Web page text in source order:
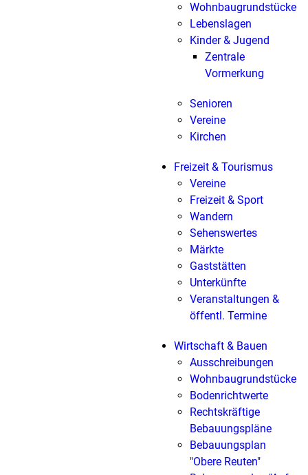
Wohnbaugrundstücke
Lebenslagen
Kinder & Jugend
Zentrale
Vormerkung
Senioren
Vereine
Kirchen
Freizeit & Tourismus
Vereine
Freizeit & Sport
Wandern
Sehenswertes
Märkte
Gaststätten
Unterkünfte
Veranstaltungen &
öffentl. Termine
Wirtschaft & Bauen
Ausschreibungen
Wohnbaugrundstücke
Bodenrichtwerte
Rechtskräftige
Bebauungspläne
Bebauungsplan
"Obere Reuten"